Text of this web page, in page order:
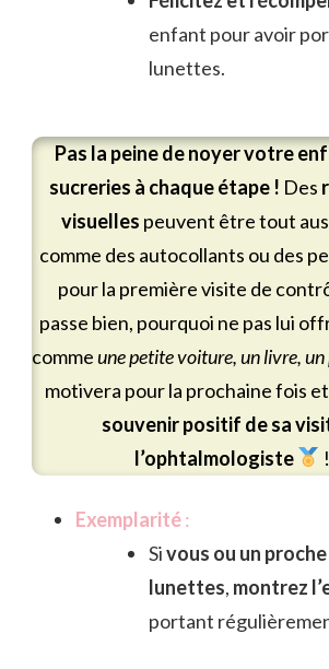
enfant pour avoir
lunettes.
Pas la peine de noyer votre
sucreries à chaque étape ! Des
visuelles peuvent être tout
comme des autocollants ou des
pour la première visite de
passe bien, pourquoi ne pas lui
commeune petite voiture, un livre, un
motivera pour la prochaine fois
souvenir positif de sa
l’ophtalmologiste
!
Exemplarité:
Sivous ou un
lunettes, montrez
portant